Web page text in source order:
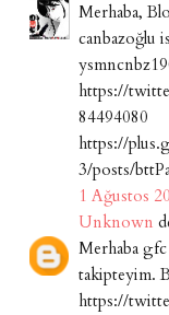
Merhaba,
canbazoğlu
https://
84494080
https://
3/posts/
1 Ağustos
Unknown
Merhaba
takipteyim.
https://